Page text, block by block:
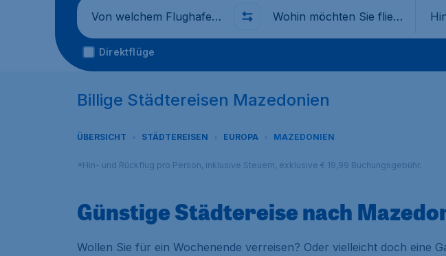
Abflug von Wohin
Direktflüge
Billige Städtereisen Mazedonien
ÜBERSICHT STÄDTEREISEN EUROPA MAZEDONIEN
*Hin- und Rückflug pro Person, inklusive Steuern, exklusive € 19,99 Buchungsgebühr.
Günstige Städtereise nach
Wollen Sie für ein Wochenende verreisen? Oder vielleicht doch eine